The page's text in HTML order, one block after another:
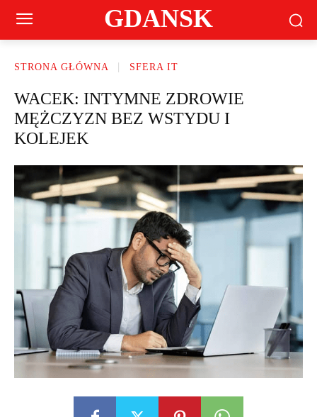
GDANSK
STRONA GŁÓWNA SFERA IT
WACEK: INTYMNE ZDROWIE
MĘŻCZYZN BEZ WSTYDU I
KOLEJEK